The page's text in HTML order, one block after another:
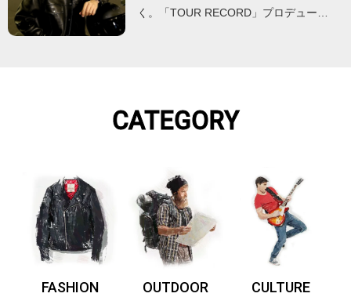
く。「TOUR RECORD」プロデュー…
CATEGORY
FASHION OUTDOOR CULTURE